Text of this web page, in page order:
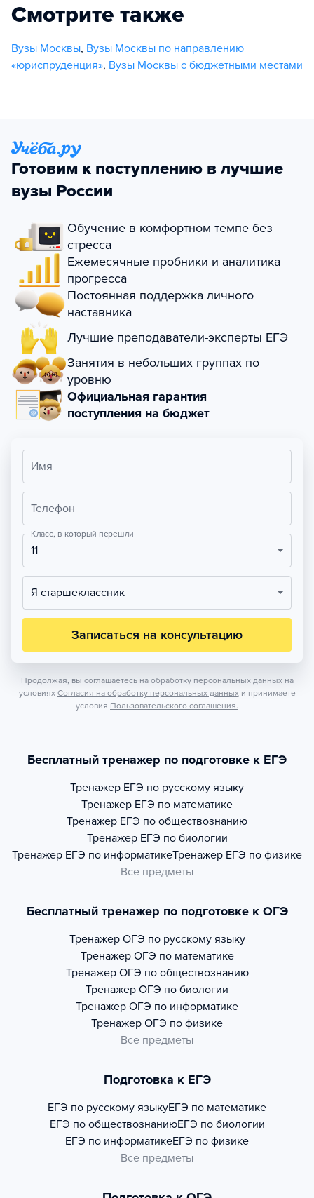
Смотрите также
Вузы Москвы, Вузы Москвы по направлению
«юриспруденция», Вузы Москвы с бюджетными местами
Готовим к поступлению в лучшие
вузы России
Обучение в комфортном темпе без
стресса
Ежемесячные пробники и аналитика
прогресса
Постоянная поддержка личного
наставника
Лучшие преподаватели-эксперты ЕГЭ
Занятия в небольших группах по
уровню
Официальная гарантия
поступления на бюджет
Имя
Телефон
Класс, в который перешли
11
Я старшеклассник
Записаться на консультацию
Продолжая, вы соглашаетесь на обработку персональных данных на
условиях Согласия на обработку персональных данных и принимаете
условия Пользовательского соглашения.
Бесплатный тренажер по подготовке к ЕГЭ
Тренажер ЕГЭ по русскому языку
Тренажер ЕГЭ по математике
Тренажер ЕГЭ по обществознанию
Тренажер ЕГЭ по биологии
Тренажер ЕГЭ по информатикеТренажер ЕГЭ по физике
Все предметы
Бесплатный тренажер по подготовке к ОГЭ
Тренажер ОГЭ по русскому языку
Тренажер ОГЭ по математике
Тренажер ОГЭ по обществознанию
Тренажер ОГЭ по биологии
Тренажер ОГЭ по информатике
Тренажер ОГЭ по физике
Все предметы
Подготовка к ЕГЭ
ЕГЭ по русскому языкуЕГЭ по математике
ЕГЭ по обществознаниюЕГЭ по биологии
ЕГЭ по информатикеЕГЭ по физике
Все предметы